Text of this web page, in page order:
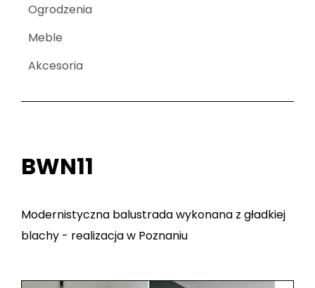
Ogrodzenia
Meble
Akcesoria
BWN11
Modernistyczna balustrada wykonana z gładkiej
blachy - realizacja w Poznaniu